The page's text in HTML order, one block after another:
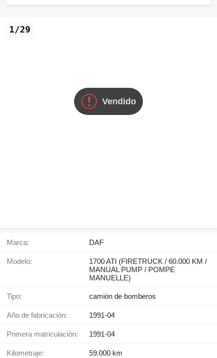
Vendido
1/29
Marca: DAF
Modelo:
1700 ATI (FIRETRUCK / 60.000 KM /
MANUAL PUMP / POMPE
MANUELLE)
Tipo: camión de bomberos
Año de fabricación: 1991-04
Primera matriculación: 1991-04
Kilometraje: 59.000 km